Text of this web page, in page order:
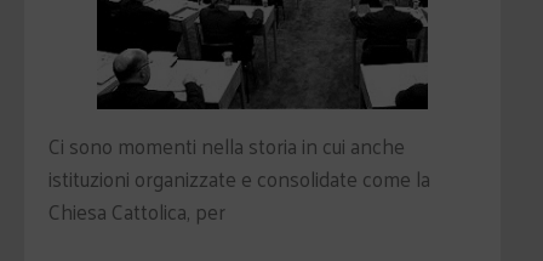
Ci sono momenti nella storia in cui anche
istituzioni organizzate e consolidate come la
Chiesa Cattolica, per